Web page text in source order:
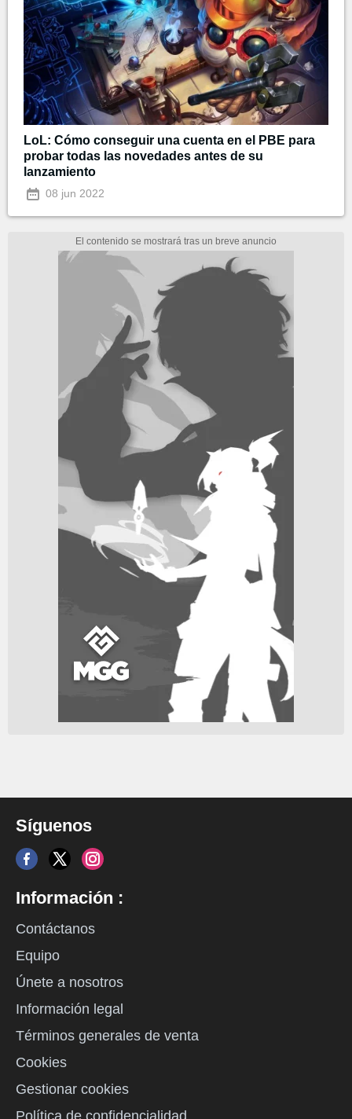
LoL: Cómo conseguir una cuenta en el PBE para
probar todas las novedades antes de su
lanzamiento
08 jun 2022
Síguenos
Información :
Contáctanos
Equipo
Únete a nosotros
Información legal
Términos generales de venta
Cookies
Gestionar cookies
Política de confidencialidad